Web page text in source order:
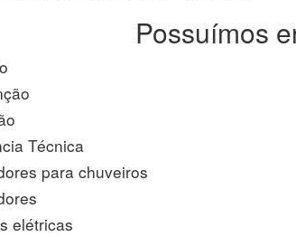
Possuímos
Técnica
para chuveiros
elétricas